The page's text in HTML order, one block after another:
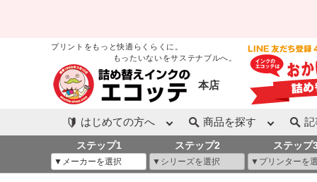
プリントをもっと快適らくらくに。
もったいないをサステナブルへ。
本店
はじめての方へ 商品を探す 記
ステップ1 ステップ2 ステップ